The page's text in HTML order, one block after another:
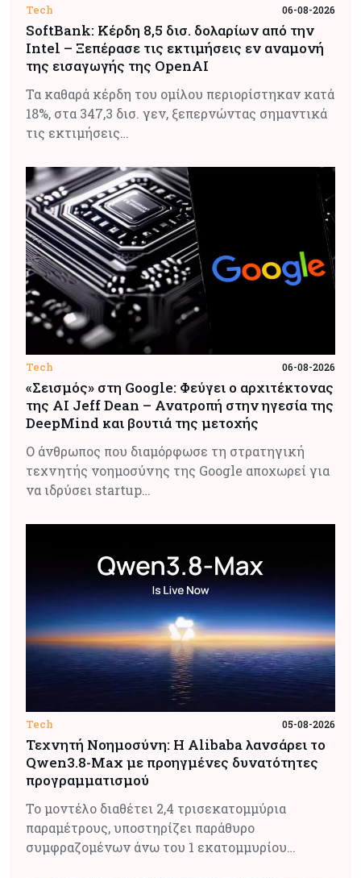
Tech 06-08-2026
SoftBank: Κέρδη 8,5 δισ. δολαρίων από την
Intel – Ξεπέρασε τις εκτιμήσεις εν αναμονή
της εισαγωγής της OpenAI
Τα καθαρά κέρδη του ομίλου περιορίστηκαν κατά
18%, στα 347,3 δισ. γεν, ξεπερνώντας σημαντικά
τις εκτιμήσεις…
Tech 06-08-2026
«Σεισμός» στη Google: Φεύγει ο αρχιτέκτονας
της AI Jeff Dean – Ανατροπή στην ηγεσία της
DeepMind και βουτιά της μετοχής
Ο άνθρωπος που διαμόρφωσε τη στρατηγική
τεχνητής νοημοσύνης της Google αποχωρεί για
να ιδρύσει startup…
Tech 05-08-2026
Τεχνητή Νοημοσύνη: Η Alibaba λανσάρει το
Qwen3.8-Max με προηγμένες δυνατότητες
προγραμματισμού
Το μοντέλο διαθέτει 2,4 τρισεκατομμύρια
παραμέτρους, υποστηρίζει παράθυρο
συμφραζομένων άνω του 1 εκατομμυρίου…